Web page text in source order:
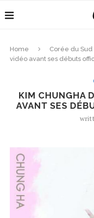
Home Corée du Sud
vidéo avant ses débuts
KIM CHUNGHA
AVANT SES